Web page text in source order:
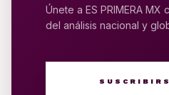
Únete a ES PRIMERA
del análisis nacional y